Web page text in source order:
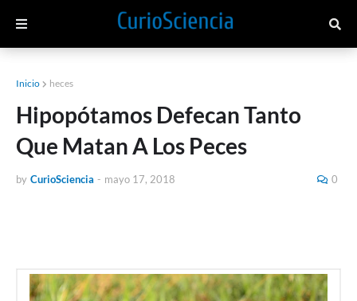
Inicio heces
Hipopótamos Defecan Tanto
Que Matan A Los Peces
by CurioSciencia - mayo 17, 2018 0